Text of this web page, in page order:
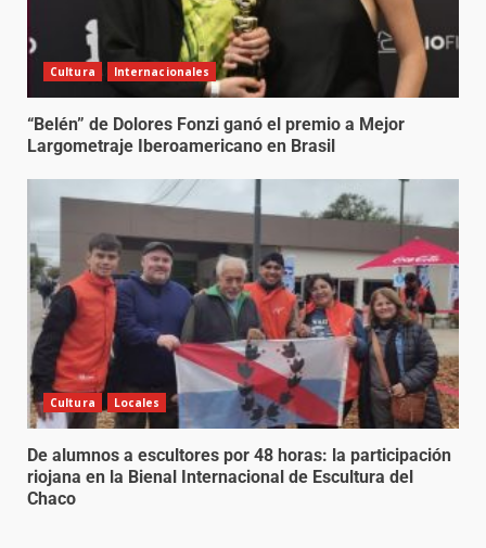
Cultura Internacionales
“Belén” de Dolores Fonzi ganó el premio a Mejor
Largometraje Iberoamericano en Brasil
Cultura Locales
De alumnos a escultores por 48 horas: la participación
riojana en la Bienal Internacional de Escultura del
Chaco